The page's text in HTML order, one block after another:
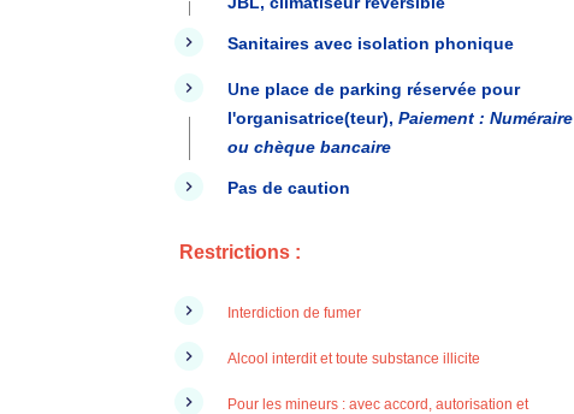
Sanitaires avec isolation phonique
Une place de parking réservée pour
l'organisatrice(teur),Paiement : Numéraire
ou chèque bancaire
Pas de caution
Restrictions :
Interdiction de fumer
Alcool interdit et toute substance illicite
Pour les mineurs : avec accord, autorisation et